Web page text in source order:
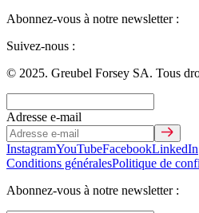
Abonnez-vous à notre newsletter :
Suivez-nous :
© 2025. Greubel Forsey SA. Tous
Adresse e-mail
InstagramYouTubeFacebookLinkedIn
Conditions généralesPolitique de
Abonnez-vous à notre newsletter :